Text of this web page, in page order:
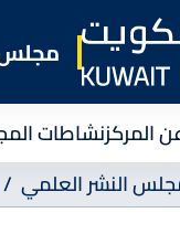
مجلس
المركزنشاطات
النشر العلمي